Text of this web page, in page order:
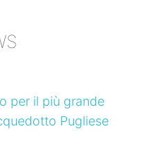
per il più grande
Pugliese